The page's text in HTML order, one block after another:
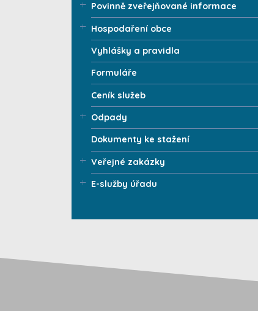
Povinně zveřejňované informace
Hospodaření obce
Vyhlášky a pravidla
Formuláře
Ceník služeb
Odpady
Dokumenty ke stažení
Veřejné zakázky
E-služby úřadu